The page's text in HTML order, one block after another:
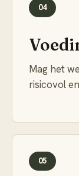
04
Mag het
risicovol
05